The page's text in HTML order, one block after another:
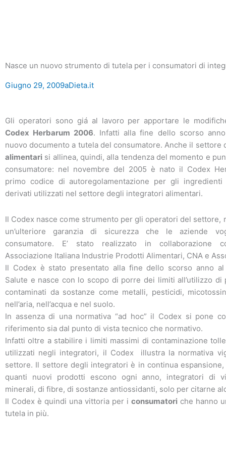
Nasce un nuovo strumento di tutela per i consumatori di
Giugno 29, 2009aDieta.it
Gli operatori sono giá al lavoro per apportare le
Codex Herbarum 2006. Infatti alla fine dello scorso
nuovo documento a tutela del consumatore. Anche il settore
alimentari si allinea, quindi, alla tendenza del momento e
consumatore: nel novembre del 2005 è nato il Codex
primo codice di autoregolamentazione per gli
derivati utilizzati nel settore degli integratori alimentari.
Il Codex nasce come strumento per gli operatori del settore,
un’ulteriore garanzia di sicurezza che le aziende
consumatore. E’ stato realizzato in collaborazione
Associazione Italiana Industrie Prodotti Alimentari, CNA e
Il Codex è stato presentato alla fine dello scorso anno
Salute e nasce con lo scopo di porre dei limiti all’utilizzo di
contaminati da sostanze come metalli, pesticidi,
nell’aria, nell’acqua e nel suolo.
In assenza di una normativa “ad hoc” il Codex si pone
riferimento sia dal punto di vista tecnico che normativo.
Infatti oltre a stabilire i limiti massimi di contaminazione
utilizzati negli integratori, il Codex
illustra la normativa
settore. Il settore degli integratori è in continua
quanti nuovi prodotti escono ogni anno, integratori di
minerali, di fibre, di sostanze antiossidanti, solo per citarne
Il Codex è quindi una vittoria per i consumatori che hanno
tutela in più.